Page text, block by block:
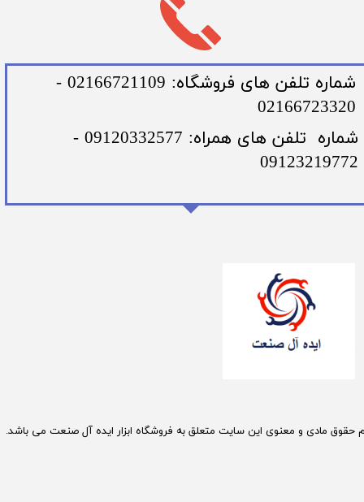
حقوق مادی و معنوی این سایت متعلق به فروشگاه ابزار ایده آل صنعت می باشد.
​شماره تلفن های فروشگاه: 02166721109 -
02166723320
​شماره تلفن های همراه: 09120332577 -
09123219772